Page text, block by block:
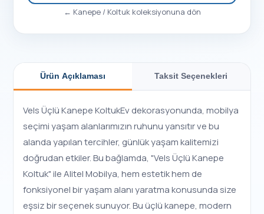
← Kanepe / Koltukkoleksiyonuna dön
Ürün Açıklaması Taksit Seçenekleri
Vels Üçlü Kanepe KoltukEv dekorasyonunda, mobilya
seçimi yaşam alanlarımızın ruhunu yansıtır ve bu
alanda yapılan tercihler, günlük yaşam kalitemizi
doğrudan etkiler. Bu bağlamda, "Vels Üçlü Kanepe
Koltuk" ile Alitel Mobilya, hem estetik hem de
fonksiyonel bir yaşam alanı yaratma konusunda size
eşsiz bir seçenek sunuyor. Bu üçlü kanepe, modern